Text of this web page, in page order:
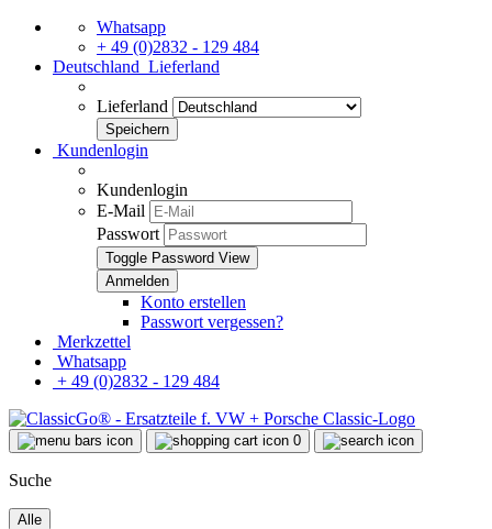
Whatsapp
+ 49 (0)2832 - 129 484
Deutschland Lieferland
Lieferland
Kundenlogin
Kundenlogin
E-Mail
Passwort
Toggle Password View
Konto erstellen
Passwort vergessen?
Merkzettel
Whatsapp
+ 49 (0)2832 - 129 484
0
Suche
Alle